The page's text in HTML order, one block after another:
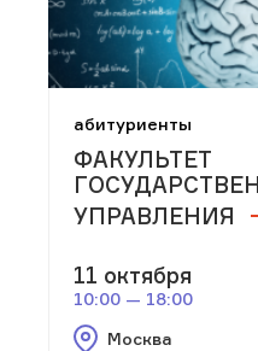
абитуриенты
ФАКУЛЬТЕТ
УПРАВЛЕНИЯ
11 октября
10:00 — 18:00
Москва